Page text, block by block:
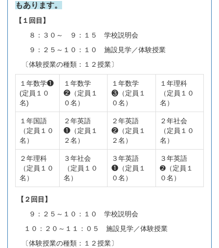
もあります。
【１回目】
８：３０～ ９：１５ 学校説明会
９：２５～１０：１０ 施設見学／体験授業
〔体験授業の種類：１２授業〕
１年数学❶
(定員１０
名)
１年数学
❷（定員１
０名）
１年数学
❸（定員１
０名）
１年理科
（定員１０
名）
１年国語
（定員１０
名）
２年英語
❶（定員１
２名）
２年英語
❷（定員１
２名）
２年社会
（定員１０
名）
２年理科
（定員１０
名）
３年社会
（定員１０
名）
３年英語
❶（定員１
０名）
３年英語
➋（定員１
０名）
【２回目】
９：２５～１０：１０ 学校説明会
１０：２０～１１：０５ 施設見学／体験授業
〔体験授業の種類：１２授業〕